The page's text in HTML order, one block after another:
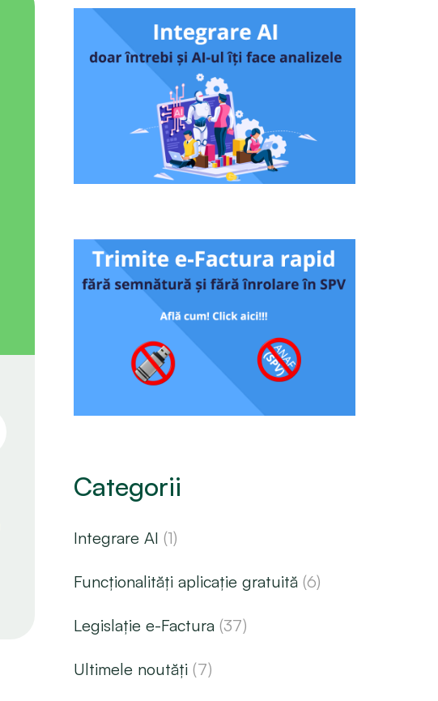
Categorii
Integrare AI (1)
Funcționalități aplicație gratuită (6)
Legislație e-Factura (37)
Ultimele noutăți (7)